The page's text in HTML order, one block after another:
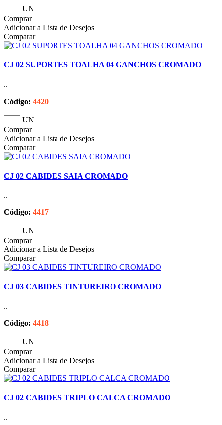
UN
Comprar
Adicionar a Lista de Desejos
Comparar
CJ 02 SUPORTES TOALHA 04 GANCHOS CROMADO
..
Código: 4420
UN
Comprar
Adicionar a Lista de Desejos
Comparar
CJ 02 CABIDES SAIA CROMADO
..
Código: 4417
UN
Comprar
Adicionar a Lista de Desejos
Comparar
CJ 03 CABIDES TINTUREIRO CROMADO
..
Código: 4418
UN
Comprar
Adicionar a Lista de Desejos
Comparar
CJ 02 CABIDES TRIPLO CALCA CROMADO
..